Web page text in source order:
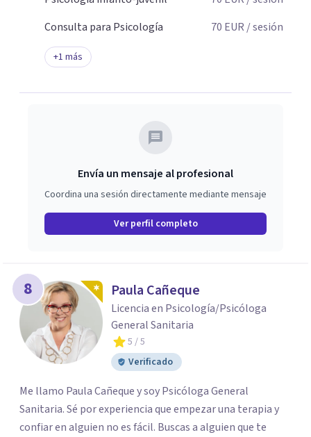
Consulta para Psicología
70 EUR / sesión
+1 más
Envía un mensaje al profesional
Coordina una sesión directamente mediante mensaje
Ver perfil completo
8 Paula Cañeque
Licencia en Psicología/Psicóloga
General Sanitaria
5 / 5
Verificado
Me llamo Paula Cañeque y soy Psicóloga General
Sanitaria. Sé por experiencia que empezar una terapia y
confiar en alguien no es fácil. Buscas a alguien que te